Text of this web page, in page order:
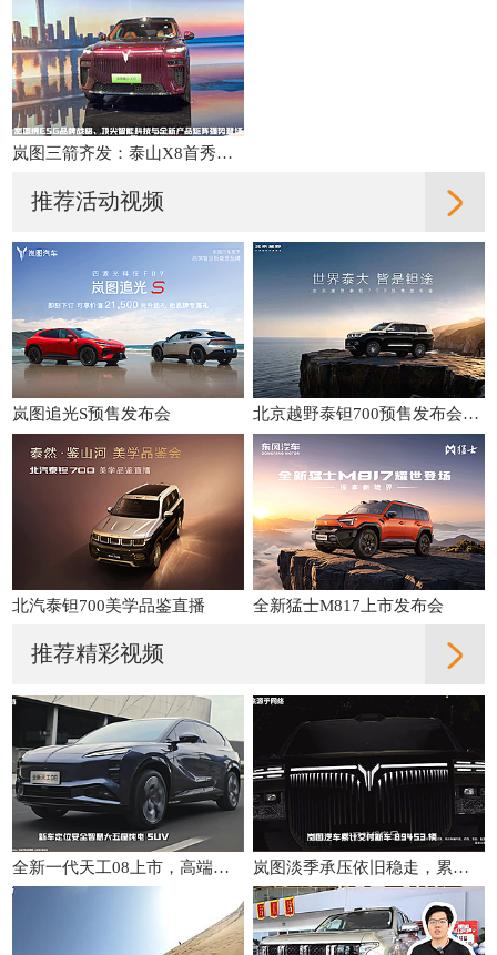
岚图三箭齐发：泰山X8首秀、ESG发布、纯电战略升级
推荐活动视频
岚图追光S预售发布会 北京越野泰钽700预售发布会直播
北汽泰钽700美学品鉴直播 全新猛士M817上市发布会
推荐精彩视频
全新一代天工08上市，高端配置大众化，重新定义性价比 岚图淡季承压依旧稳走，累计交付同比增31%